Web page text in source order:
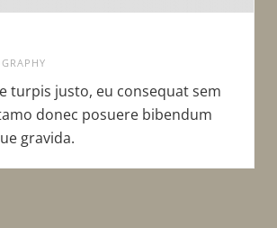
turpis justo, eu consequat sem
donec posuere bibendum
gravida.